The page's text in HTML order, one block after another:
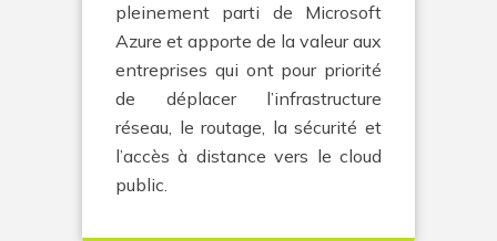
pleinement parti de Microsoft
Azure et apporte de la valeur aux
entreprises qui ont pour priorité
de déplacer l’infrastructure
réseau, le routage, la sécurité et
l’accès à distance vers le cloud
public.